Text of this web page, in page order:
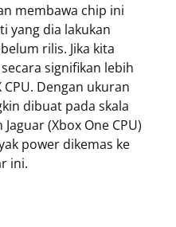
membawa chip ini
yang dia lakukan
rilis. Jika kita
signifikan lebih
Dengan ukuran
dibuat pada skala
(Xbox One CPU)
power dikemas ke
ini.